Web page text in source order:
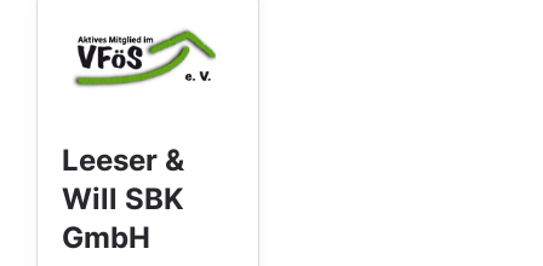
Leeser &
Will SBK
GmbH